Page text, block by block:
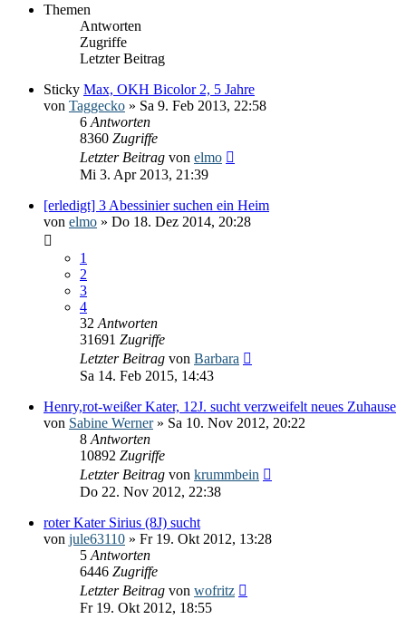
Themen
Antworten
Zugriffe
Letzter Beitrag
Sticky Max, OKH Bicolor 2, 5 Jahre
von Taggecko » Sa 9. Feb 2013, 22:58
6 Antworten
8360 Zugriffe
Letzter Beitrag von elmo
Mi 3. Apr 2013, 21:39
[erledigt] 3 Abessinier suchen ein Heim
von elmo » Do 18. Dez 2014, 20:28
1
2
3
4
32 Antworten
31691 Zugriffe
Letzter Beitrag von Barbara
Sa 14. Feb 2015, 14:43
Henry,rot-weißer Kater, 12J. sucht verzweifelt neues Zuhause
von Sabine Werner» Sa 10. Nov 2012, 20:22
8 Antworten
10892 Zugriffe
Letzter Beitrag von krummbein
Do 22. Nov 2012, 22:38
roter Kater Sirius (8J) sucht
von jule63110 » Fr 19. Okt 2012, 13:28
5 Antworten
6446 Zugriffe
Letzter Beitrag von wofritz
Fr 19. Okt 2012, 18:55